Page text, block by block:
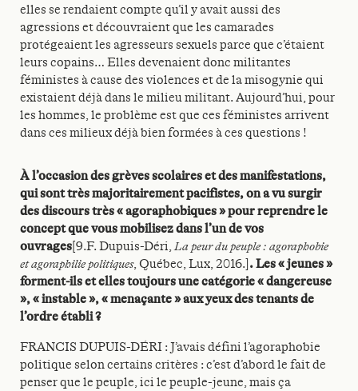
elles se rendaient compte qu’il y avait aussi des
agressions et découvraient que les camarades
protégeaient les agresseurs sexuels parce que c’étaient
leurs copains… Elles devenaient donc militantes
féministes à cause des violences et de la misogynie qui
existaient déjà dans le milieu militant. Aujourd’hui, pour
les hommes, le problème est que ces féministes arrivent
dans ces milieux déjà bien formées à ces questions !
À l’occasion des grèves scolaires et des manifestations,
qui sont très majoritairement pacifistes, on a vu surgir
des discours très « agoraphobiques » pour reprendre le
concept que vous mobilisez dans l’un de vos
ouvrages[9.F. Dupuis-Déri,La peur du peuple : agoraphobie
et agoraphilie politiques, Québec, Lux, 2016.] . Les « jeunes »
forment-ils et elles toujours une catégorie « dangereuse
», « instable », « menaçante » aux yeux des tenants de
l’ordre établi ?
FRANCIS DUPUIS-DÉRI : J’avais défini l’agoraphobie
politique selon certains critères : c’est d’abord le fait de
penser que le peuple, ici le peuple-jeune, mais ça